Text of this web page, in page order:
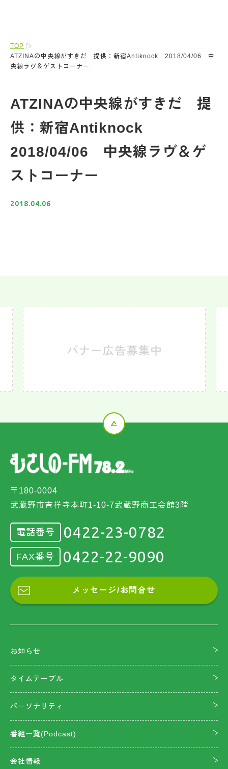
TOP
ATZINAの中央線がすきだ 提供：新宿Antiknock 2018/04/06 中
央線ラヴ＆ゲストコーナー
ATZINAの中央線がすきだ 提
供：新宿Antiknock
2018/04/06 中央線ラヴ＆ゲ
ストコーナー
2018.04.06
〒180-0004
武蔵野市吉祥寺本町1-10-7武蔵野商工会館3階
電話番号 0422-23-0782
FAX番号 0422-22-9090
メッセージ/お問合せ
お知らせ
タイムテーブル
パーソナリティ
番組一覧(Podcast)
会社情報